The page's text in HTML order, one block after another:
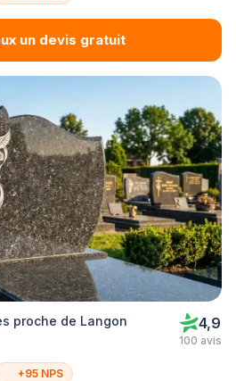
un devis gratuit
proche de Langon 4,9
100 avis
+95 NPS